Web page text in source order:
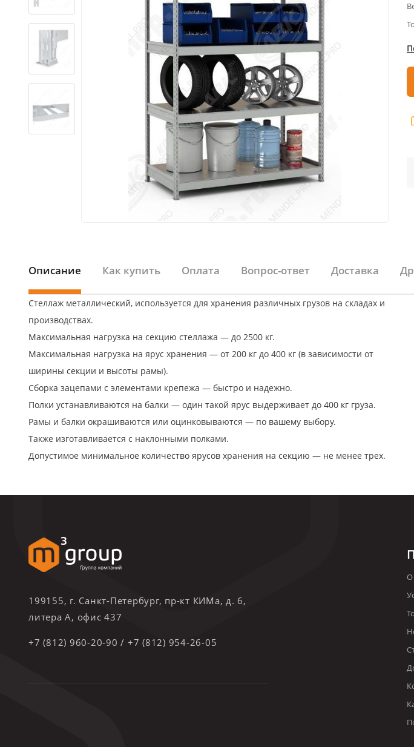
Описание Как купить Оплата Вопрос-ответ Доставка
Стеллаж металлический, используется для хранения различных грузов на складах и
производствах.
Максимальная нагрузка на секцию стеллажа — до 2500 кг.
Максимальная нагрузка на ярус хранения — от 200 кг до 400 кг (в зависимости от
ширины секции и высоты рамы).
Сборка зацепами с элементами крепежа — быстро и надежно.
Полки устанавливаются на балки — один такой ярус выдерживает до 400 кг груза.
Рамы и балки окрашиваются или оцинковываются — по вашему выбору.
Также изготавливается с наклонными полками.
Допустимое минимальное количество ярусов хранения на секцию — не менее трех.
199155, г. Санкт-Петербург, пр-кт КИМа, д. 6,
литера А, офис 437
+7 (812) 960-20-90 / +7 (812) 954-26-05
О